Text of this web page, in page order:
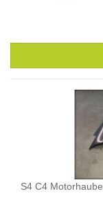
S4 C4 Motorhaube